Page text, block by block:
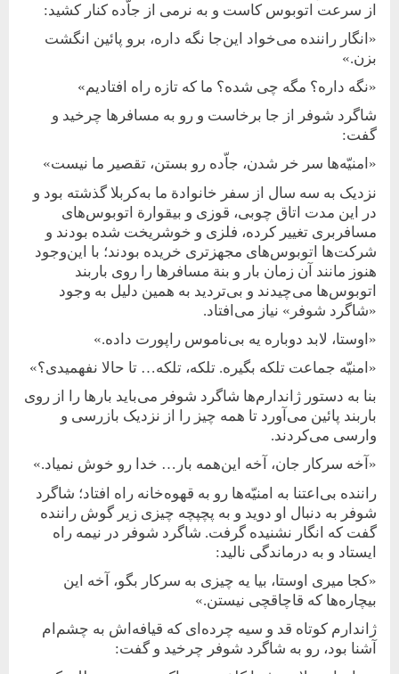
از سرعت‌ اتوبوس کاست و به نرمی از جاّده کنار کشید:
«انگار راننده می‌خواد این‌جا نگه ‌داره، برو پائین انگشت
بزن.»
«نگه داره؟ مگه چی شده؟ ما که تازه راه افتادیم»
شاگرد شوفر از جا برخاست و رو به مسافرها چرخید و
گفت:
«امنیّه‌ها سر خر شدن، جاّده رو بستن، تقصیر ما نیست»
نزدیک به سه سال از سفر خانوادة ما به‌کربلا گذشته بود و
در این مدت اتاق چوبی، قوزی و بیقوارة اتوبوس‌های
مسافربری تغییر کرده، فلزی و خوشریخت شده بودند و
‌‌شرکت‌ها اتوبوس‌های مجهزتری‌ خریده‌ بودند؛ با این‌‌وجود
هنوز مانند آن زمان بار و بنة مسافرها را روی باربند
اتوبوس‌ها می‌چیدند و بی‌تردید به همین دلیل به وجود
«شاگرد شوفر» نیاز می‌افتاد.
«اوستا، لابد دوباره یه بی‌ناموس راپورت داده.»
«امنیّه جماعت تلکه بگیره. تلکه، تلکه… تا حالا نفهمیدی؟»
بنا به دستور ژاندارم‌ها شاگرد شوفر می‌باید بارها را از روی
باربند پائین می‌آورد تا همه چیز را از نزدیک بازرسی و
وارسی می‌کردند.
«آخه سرکار جان، آخه این‌همه بار… خدا رو خوش نمیاد.»
راننده بی‌اعتنا به امنیّه‌ها رو به قهوه‌خانه راه افتاد؛ شاگرد
شوفر به دنبال او دوید و به پچپچه چیزی زیر گوش راننده
گفت که انگار نشنیده گرفت. شاگرد شوفر در نیمه راه
ایستاد و به درماندگی نالید:
«کجا میری اوستا، بیا یه چیزی به سرکار بگو، آخه این
بیچاره‌ها که قاچاقچی نیستن.»
ژاندارم کوتاه قد و سیه چرده‌ای که قیافه‌اش به چشم‌ام
آشنا بود، رو به شاگرد شوفر چرخید و گفت: